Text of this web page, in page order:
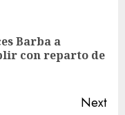
Barba a
con reparto de
Next